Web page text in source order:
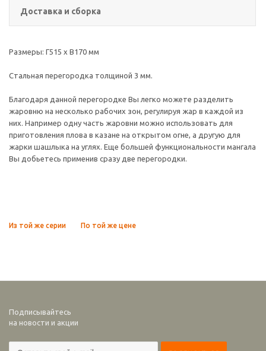
Доставка и сборка
Размеры: Г515 х В170 мм
Стальная перегородка толщиной 3 мм.
Благодаря данной перегородке Вы легко можете разделить
жаровню на несколько рабочих зон, регулируя жар в каждой из
них. Например одну часть жаровни можно использовать для
приготовления плова в казане на открытом огне, а другую для
жарки шашлыка на углях. Еще большей функциональности мангала
Вы добьетесь применив сразу две перегородки.
Из той же серии По той же цене
Подписывайтесь
на новости и акции